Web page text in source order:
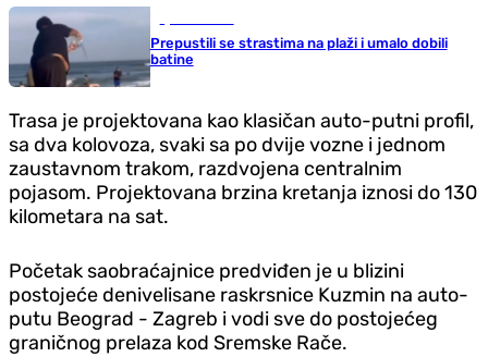
Prepustili se strastima na plaži i umalo dobili
batine
Trasa je projektovana kao klasičan auto-putni profil,
sa dva kolovoza, svaki sa po dvije vozne i jednom
zaustavnom trakom, razdvojena centralnim
pojasom. Projektovana brzina kretanja iznosi do 130
kilometara na sat.
Početak saobraćajnice predviđen je u blizini
postojeće denivelisane raskrsnice Kuzmin na auto-
putu Beograd - Zagreb i vodi sve do postojećeg
graničnog prelaza kod Sremske Rače.